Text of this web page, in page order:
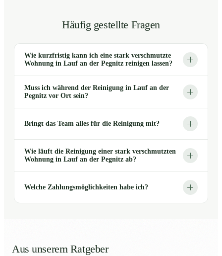
Häufig gestellte Fragen
Wie kurzfristig kann ich eine stark verschmutzte
Wohnung in Lauf an der Pegnitz reinigen lassen?
Muss ich während der Reinigung in Lauf an der
Pegnitz vor Ort sein?
Bringt das Team alles für die Reinigung mit?
Wie läuft die Reinigung einer stark verschmutzten
Wohnung in Lauf an der Pegnitz ab?
Welche Zahlungsmöglichkeiten habe ich?
Aus unserem Ratgeber